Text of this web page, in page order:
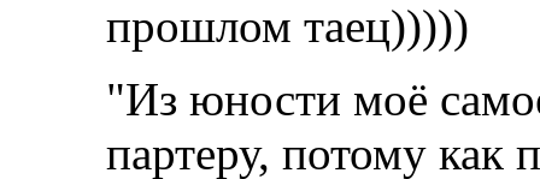
прошлом таец)))))
"Из юности моё
партеру, потому как